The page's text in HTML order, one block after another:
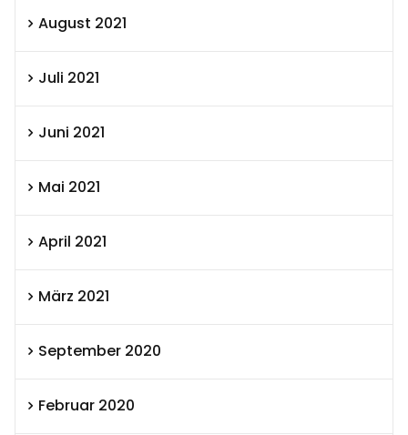
August 2021
Juli 2021
Juni 2021
Mai 2021
April 2021
März 2021
September 2020
Februar 2020